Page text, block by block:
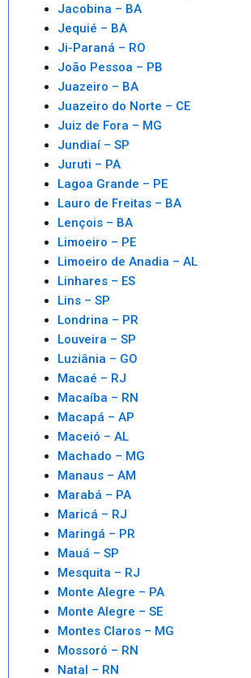
Jacobina – BA
Jequié – BA
Ji-Paraná – RO
João Pessoa – PB
Juazeiro – BA
Juazeiro do Norte – CE
Juiz de Fora – MG
Jundiaí – SP
Juruti – PA
Lagoa Grande – PE
Lauro de Freitas – BA
Lençois – BA
Limoeiro – PE
Limoeiro de Anadia – AL
Linhares – ES
Lins – SP
Londrina – PR
Louveira – SP
Luziânia – GO
Macaé – RJ
Macaíba – RN
Macapá – AP
Maceió – AL
Machado – MG
Manaus – AM
Marabá – PA
Maricá – RJ
Maringá – PR
Mauá – SP
Mesquita – RJ
Monte Alegre – PA
Monte Alegre – SE
Montes Claros – MG
Mossoró – RN
Natal – RN